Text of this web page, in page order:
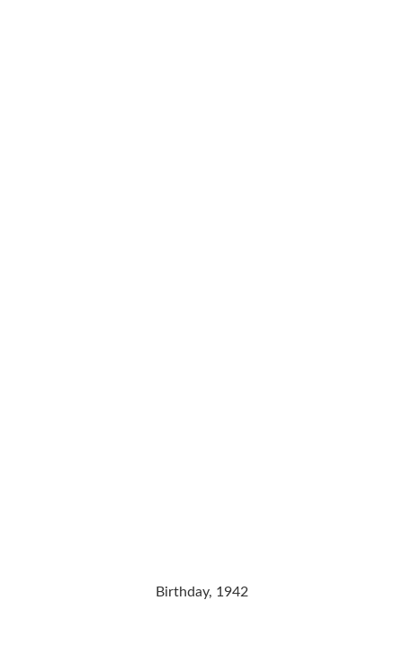
Birthday, 1942